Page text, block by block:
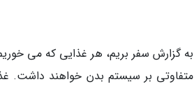
به گزارش سفر بریم، هر غذایی که می
متفاوتی بر سیستم بدن خواهند داشت.